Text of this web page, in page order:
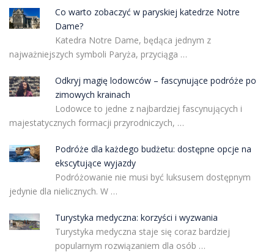
Co warto zobaczyć w paryskiej katedrze Notre
Dame?
Katedra Notre Dame, będąca jednym z
najważniejszych symboli Paryża, przyciąga …
Odkryj magię lodowców – fascynujące podróże po
zimowych krainach
Lodowce to jedne z najbardziej fascynujących i
majestatycznych formacji przyrodniczych, …
Podróże dla każdego budżetu: dostępne opcje na
ekscytujące wyjazdy
Podróżowanie nie musi być luksusem dostępnym
jedynie dla nielicznych. W …
Turystyka medyczna: korzyści i wyzwania
Turystyka medyczna staje się coraz bardziej
popularnym rozwiązaniem dla osób …